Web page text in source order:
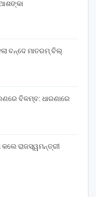
ବନ୍ଦେ ମାତରମ୍‌ ବିଲ୍‌
ବିଳମ୍ବ: ଧାରଣାରେ
କଲେ ରାଜସ୍ୱମନ୍ତ୍ରୀ